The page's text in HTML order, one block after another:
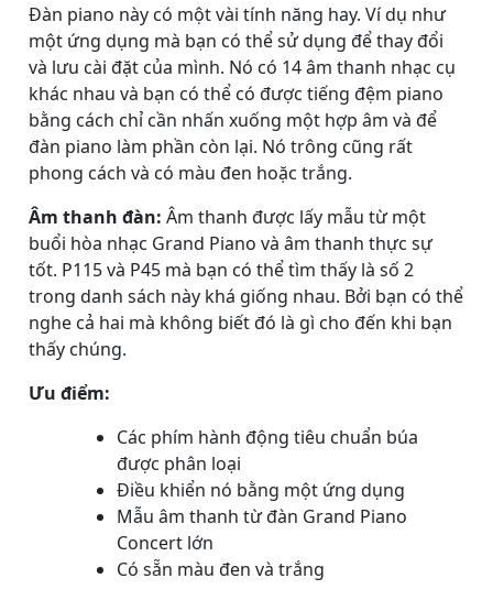
Đàn piano này có một vài tính năng hay. Ví dụ như
một ứng dụng mà bạn có thể sử dụng để thay đổi
và lưu cài đặt của mình. Nó có 14 âm thanh nhạc cụ
khác nhau và bạn có thể có được tiếng đệm piano
bằng cách chỉ cần nhấn xuống một hợp âm và để
đàn piano làm phần còn lại. Nó trông cũng rất
phong cách và có màu đen hoặc trắng.
Âm thanh đàn: Âm thanh được lấy mẫu từ một
buổi hòa nhạc Grand Piano và âm thanh thực sự
tốt. P115 và P45 mà bạn có thể tìm thấy là số 2
trong danh sách này khá giống nhau. Bởi bạn có thể
nghe cả hai mà không biết đó là gì cho đến khi bạn
thấy chúng.
Ưu điểm:
Các phím hành động tiêu chuẩn búa
được phân loại
Điều khiển nó bằng một ứng dụng
Mẫu âm thanh từ đàn Grand Piano
Concert lớn
Có sẵn màu đen và trắng